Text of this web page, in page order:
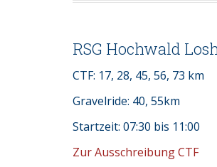
RSG Hochwald
CTF: 17, 28, 45, 56, 73 km
Gravelride: 40, 55km
Startzeit: 07:30 bis 11:00
Zur Ausschreibung CTF